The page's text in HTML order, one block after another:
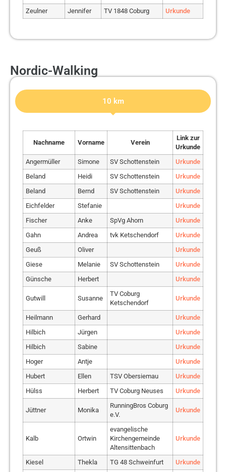
Zeulner Jennifer TV 1848 Coburg Urkunde
Sonntag Julia
Urkunde
Stampf
Nina
Urkunde
Stenzel
Markus
Freaky Friday
Urkunde
Thiem Wolfgang
Staffelstein
Urkunde
Thieme Jason
Urkunde
Vavra
David Urkunde
Von. Berg Michael
Funktionelles
Training Coburg
Urkunde
Wagner Alexander Team HüäH
Urkunde
Weber
Lars RunningBros Coburg Urkunde
Weiser Johannes
Freaky Friday
Urkunde
Wenzel Marlen
SV Bergdorf-Höhn
e.V.
Urkunde
Winter Maria Urkunde
Zasworka Uwe
Gaustadt
Urkunde
Zasworka Gerdi
DJK Teutonia
Gaustadt
Urkunde
Coburger Radsport
e.V.
Teilzeitläufer
Nordic-Walking
10 km
Nachname Vorname Verein
Link zur
Urkunde
Angermüller
Simone SV Schottenstein
Urkunde
Beland
Heidi SV Schottenstein
Urkunde
Beland
Bernd SV Schottenstein
Urkunde
Eichfelder
Stefanie
Urkunde
Fischer
Anke SpVg Ahorn
Urkunde
Gahn
Andrea tvk Ketschendorf
Urkunde
Geuß
Oliver
Urkunde
Giese
Melanie SV Schottenstein
Urkunde
Günsche
Herbert Urkunde
Gutwill Susanne
TV Coburg
Ketschendorf
Urkunde
Heilmann Gerhard
Urkunde
Hilbich
Jürgen
Urkunde
Hilbich
Sabine
Urkunde
Hoger
Antje
Urkunde
Hubert
Ellen TSV Obersiemau
Urkunde
Hülss
Herbert TV Coburg Neuses Urkunde
Jüttner Monika
RunningBros Coburg
e.V.
Urkunde
Kalb Ortwin
evangelische
Kirchengemeinde
Altensittenbach
Urkunde
Kiesel Thekla TG 48 Schweinfurt
Urkunde